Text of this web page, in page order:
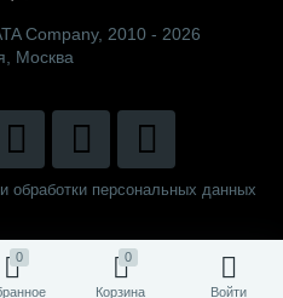
0 0
Корзина Войти
Company, 2010 - 2026
Москва
обработки персональных данных